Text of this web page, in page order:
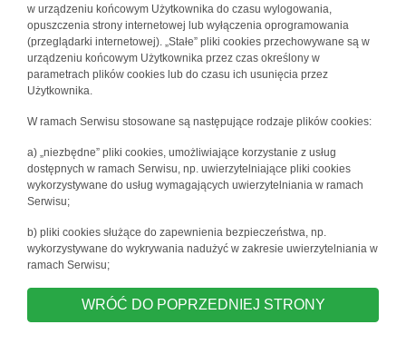
w urządzeniu końcowym Użytkownika do czasu wylogowania,
opuszczenia strony internetowej lub wyłączenia oprogramowania
(przeglądarki internetowej). „Stałe” pliki cookies przechowywane są w
urządzeniu końcowym Użytkownika przez czas określony w
parametrach plików cookies lub do czasu ich usunięcia przez
Użytkownika.
W ramach Serwisu stosowane są następujące rodzaje plików cookies:
a) „niezbędne” pliki cookies, umożliwiające korzystanie z usług
dostępnych w ramach Serwisu, np. uwierzytelniające pliki cookies
wykorzystywane do usług wymagających uwierzytelniania w ramach
Serwisu;
b) pliki cookies służące do zapewnienia bezpieczeństwa, np.
wykorzystywane do wykrywania nadużyć w zakresie uwierzytelniania w
ramach Serwisu;
WRÓĆ DO POPRZEDNIEJ STRONY